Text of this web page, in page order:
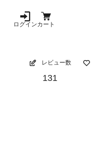
ログインカート
レビュー数
131